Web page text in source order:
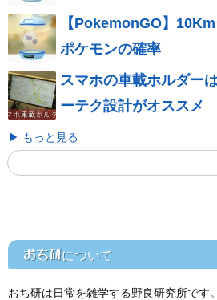
【PokemonGO】
ポケモンの確率
スマホの車載ホルダー
ーテク設計がオススメ
▶ もっと見る
おち研について
おち研は日常を雑学する野良研究所です